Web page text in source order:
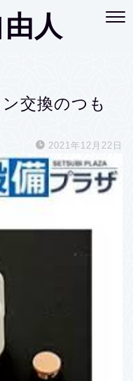
人
交換のつも
2021年12月22日